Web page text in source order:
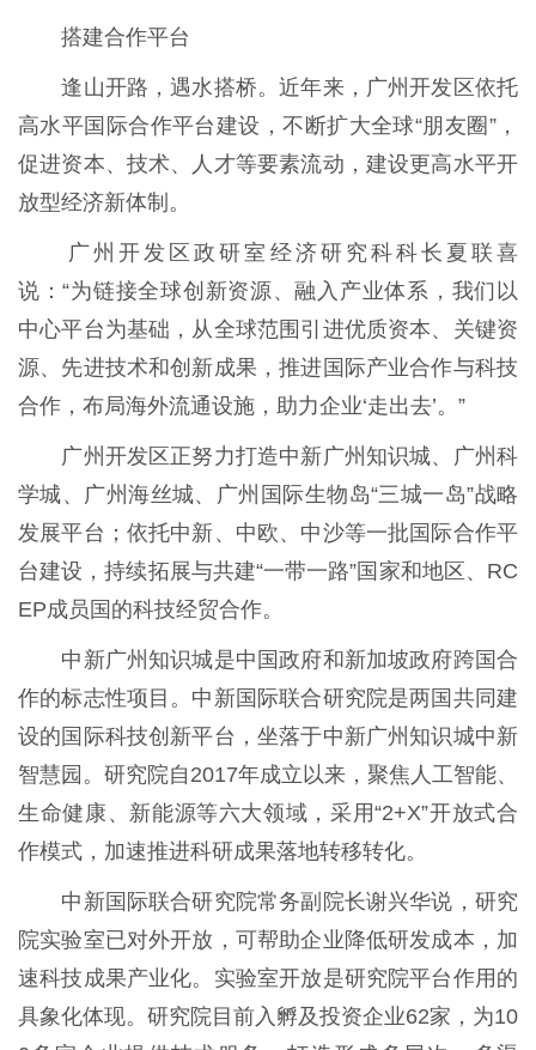
搭建合作平台
逢山开路，遇水搭桥。近年来，广州开发区依托
高水平国际合作平台建设，不断扩大全球“朋友圈”，
促进资本、技术、人才等要素流动，建设更高水平开
放型经济新体制。
广州开发区政研室经济研究科科长夏联喜
说：“为链接全球创新资源、融入产业体系，我们以
中心平台为基础，从全球范围引进优质资本、关键资
源、先进技术和创新成果，推进国际产业合作与科技
合作，布局海外流通设施，助力企业‘走出去’。”
广州开发区正努力打造中新广州知识城、广州科
学城、广州海丝城、广州国际生物岛“三城一岛”战略
发展平台；依托中新、中欧、中沙等一批国际合作平
台建设，持续拓展与共建“一带一路”国家和地区、RC
EP成员国的科技经贸合作。
中新广州知识城是中国政府和新加坡政府跨国合
作的标志性项目。中新国际联合研究院是两国共同建
设的国际科技创新平台，坐落于中新广州知识城中新
智慧园。研究院自2017年成立以来，聚焦人工智能、
生命健康、新能源等六大领域，采用“2+X”开放式合
作模式，加速推进科研成果落地转移转化。
中新国际联合研究院常务副院长谢兴华说，研究
院实验室已对外开放，可帮助企业降低研发成本，加
速科技成果产业化。实验室开放是研究院平台作用的
具象化体现。研究院目前入孵及投资企业62家，为10